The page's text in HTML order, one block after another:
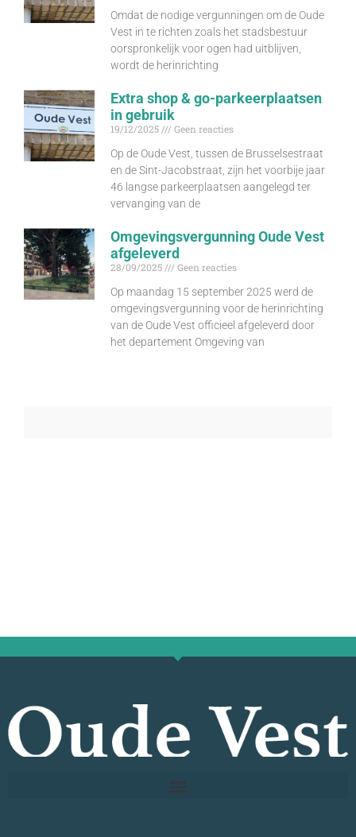
Omdat de nodige vergunningen om de Oude
Vest in te richten zoals het stadsbestuur
oorspronkelijk voor ogen had uitblijven,
wordt de herinrichting
Extra shop & go-parkeerplaatsen
in gebruik
19/12/2025
Geen reacties
Op de Oude Vest, tussen de Brusselsestraat
en de Sint-Jacobstraat, zijn het voorbije jaar
46 langse parkeerplaatsen aangelegd ter
vervanging van de
Omgevingsvergunning Oude Vest
afgeleverd
28/09/2025
Geen reacties
Op maandag 15 september 2025 werd de
omgevingsvergunning voor de herinrichting
van de Oude Vest officieel afgeleverd door
het departement Omgeving van